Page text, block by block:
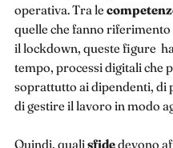
operativa. Tra le
quelle che fanno riferimento
il lockdown, queste figure
tempo, processi digitali che
soprattutto ai dipendenti, di
di gestire il lavoro in modo
Quindi, qualisfidedevono